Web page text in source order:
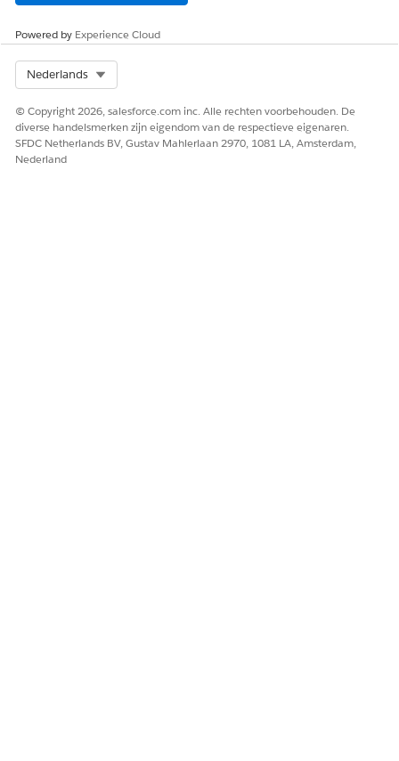
Powered by Experience Cloud
Nederlands
© Copyright 2026, salesforce.com inc. Alle rechten voorbehouden. De
diverse handelsmerken zijn eigendom van de respectieve eigenaren.
SFDC Netherlands BV, Gustav Mahlerlaan 2970, 1081 LA, Amsterdam,
Nederland